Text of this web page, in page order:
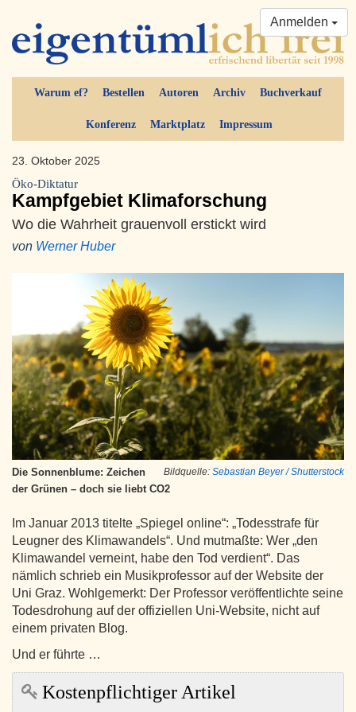
Warum ef? Bestellen Autoren Archiv Buchverkauf
Konferenz Marktplatz Impressum
Anmelden
23. Oktober 2025
Öko-Diktatur
Kampfgebiet Klimaforschung
Wo die Wahrheit grauenvoll erstickt wird
von Werner Huber
Bildquelle: Sebastian Beyer / Shutterstock
Die Sonnenblume: Zeichen
der Grünen – doch sie liebt CO2
Im Januar 2013 titelte „Spiegel online“: „Todesstrafe für
Leugner des Klimawandels“. Und mutmaßte: Wer „den
Klimawandel verneint, habe den Tod verdient“. Das
nämlich schrieb ein Musikprofessor auf der Website der
Uni Graz. Wohlgemerkt: Der Professor veröffentlichte seine
Todesdrohung auf der offiziellen Uni-Website, nicht auf
einem privaten Blog.
Und er führte …
Kostenpflichtiger Artikel